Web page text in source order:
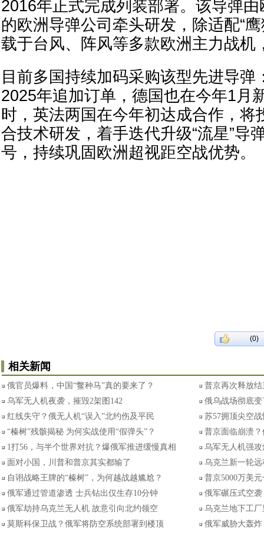
2016年正式完成列装部署。该导弹
的欧洲导弹公司牵头研发，除适配“
载于台风、阵风等多款欧洲主力战机
目前多国持续加码采购该型先进导弹
2025年追加订单，德国也在今年1月
时，英法两国在今年初达成合作，将
合技术研发，着手迭代升级“流星”导
号，持续巩固欧洲超视距空战优势。
(0)
相关新闻
俄官员爆料，中国“鳖种马”真的要来了？
普京再次释放
乌军无人机夜袭，摧毁2架图142
俄乌战场彻底
红线失守？俄无人机“误入”北约伤及平民
苏57拥顶尖空
“榛树”残骸揭秘 为何实战使用“假弹头”？
普京面临崩溃
1打56，与半个世界对抗？爆俄军推进缓慢真相
乌军无人机强
面对小国，川普和普京其实都输了
乌克兰新一轮
自诩战略王牌的“榛树”，为何越战越尴尬？
普京5000万美
俄军通过管道渗透 士兵钻出仅生存10分钟
俄军碾压式空
俄军劫持乌克兰无人机 故意引向北约领空
乌克兰地下工
莫斯科保卫战？俄军将防空系统部署到楼顶
俄军威胁大轰